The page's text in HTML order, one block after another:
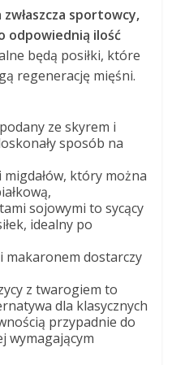
sportowcy,
odpowiednią ilość
będą posiłki, które
regenerację mięśni.
ze skyrem i
sposób na
który można
sojowymi to sycący
idealny po
makaronem dostarczy
z twarogiem to
dla klasycznych
przypadnie do
wymagającym